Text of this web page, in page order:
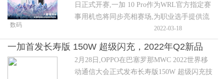
日正式开赛,一加 10 Pro作为WRL官方指定赛
事用机也将同步亮相赛场,为职业选手提供流
畅持久的比赛体验,助力12支顶尖战队选手出
色发挥,呈现出一场精彩绝伦的比赛。
数码 2022-03-18
一加首发长寿版 150W 超级闪充，2022年Q2新品
上市搭载
2月28日,OPPO在巴塞罗那MWC 2022世界移
动通信大会正式发布长寿版150W 超级闪充技